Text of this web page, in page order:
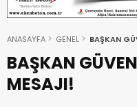
ANASAYFA GENEL BAŞKAN
BAŞKAN
MESAJI!